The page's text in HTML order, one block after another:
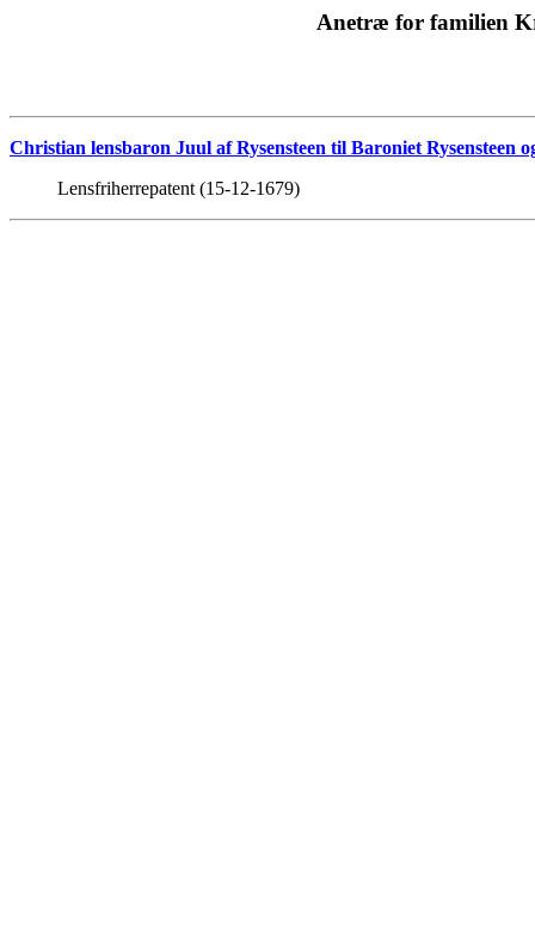
Anetræ for familien
Christian lensbaron Juul af Rysensteen til Baroniet
Lensfriherrepatent (15-12-1679)